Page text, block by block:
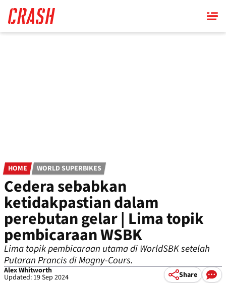
main
content
HOME WORLD SUPERBIKES
Cedera sebabkan
ketidakpastian dalam
perebutan gelar | Lima topik
pembicaraan WSBK
Lima topik pembicaraan utama di WorldSBK setelah
Putaran Prancis di Magny-Cours.
Alex Whitworth
Updated: 19 Sep 2024 Share